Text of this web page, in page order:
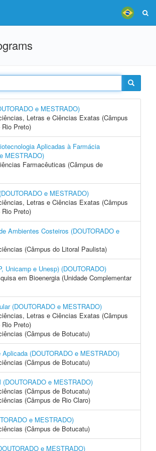
e MESTRADO)
Letras e Ciências Exatas (Câmpus
Preto)
Aplicadas à Farmácia
MESTRADO)
Farmacêuticas (Câmpus de
e MESTRADO)
Letras e Ciências Exatas (Câmpus
Preto)
Ambientes Costeiros (DOUTORADO e
(Câmpus do Litoral Paulista)
Unicamp e Unesp) (DOUTORADO)
em Bioenergia (Unidade Complementar
(DOUTORADO e MESTRADO)
Letras e Ciências Exatas (Câmpus
Preto)
(Câmpus de Botucatu)
Aplicada (DOUTORADO e MESTRADO)
(Câmpus de Botucatu)
(DOUTORADO e MESTRADO)
(Câmpus de Botucatu)
(Câmpus de Rio Claro)
e MESTRADO)
(Câmpus de Botucatu)
e MESTRADO)